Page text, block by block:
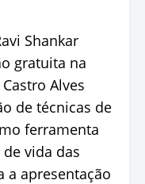
Shankar
gratuita na
Alves
de técnicas de
ferramenta
vida das
a apresentação